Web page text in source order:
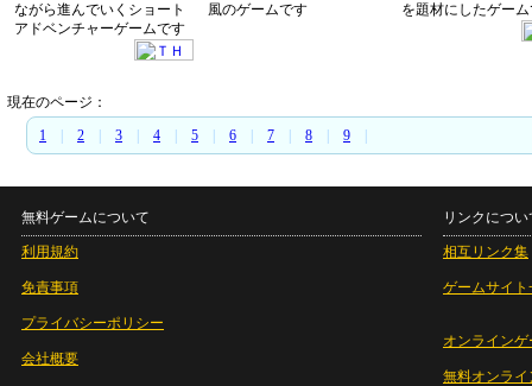
ながら進んでいくショート
アドベンチャーゲームです
風のゲームです
を題材にしたゲー
現在のページ：
1
2 3 4 5 6 7 8 9
無料ゲームについて
利用規約
免責事項
プライバシーポリシー
会社概要
リンクについ
相互リンク集
ゲームサイト
オンラインゲ
無料オンライ